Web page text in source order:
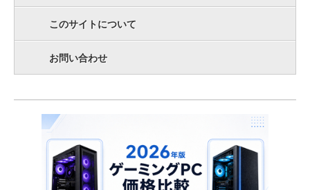
このサイトについて
お問い合わせ